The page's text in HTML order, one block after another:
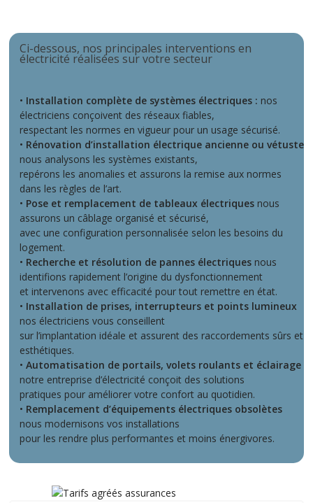
Ci-dessous, nos principales interventions en
électricité réalisées sur votre secteur
• Installation complète de systèmes électriques : nos
électriciens conçoivent des réseaux fiables,
respectant les normes en vigueur pour un usage sécurisé.
• Rénovation d’installation électrique ancienne ou vétuste
nous analysons les systèmes existants,
repérons les anomalies et assurons la remise aux normes
dans les règles de l’art.
• Pose et remplacement de tableaux électriques nous
assurons un câblage organisé et sécurisé,
avec une configuration personnalisée selon les besoins du
logement.
• Recherche et résolution de pannes électriques nous
identifions rapidement l’origine du dysfonctionnement
et intervenons avec efficacité pour tout remettre en état.
• Installation de prises, interrupteurs et points lumineux
nos électriciens vous conseillent
sur l’implantation idéale et assurent des raccordements sûrs et
esthétiques.
• Automatisation de portails, volets roulants et éclairage
notre entreprise d’électricité conçoit des solutions
pratiques pour améliorer votre confort au quotidien.
• Remplacement d’équipements électriques obsolètes
nous modernisons vos installations
pour les rendre plus performantes et moins énergivores.